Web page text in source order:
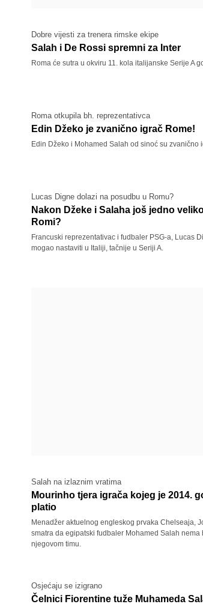
Dobre vijesti za trenera rimske ekipe
Salah i De Rossi spremni za Inter
Roma će sutra u okviru 11. kola italijanske Serije A
Roma otkupila bh. reprezentativca
Edin Džeko je zvanično igrač Rome!
Edin Džeko i Mohamed Salah od sinoć su zvanično
Lucas Digne dolazi na posudbu u Romu?
Nakon Džeke i Salaha još jedno
Romi?
Francuski reprezentativac i fudbaler PSG-a, Lucas
mogao nastaviti u Italiji, tačnije u Seriji A.
Salah na izlaznim vratima
Mourinho tjera igrača kojeg je 2014.
platio
Menadžer aktuelnog engleskog prvaka Chelseaja,
smatra da egipatski fudbaler Mohamed Salah nema
njegovom timu.
Osjećaju se izigrano
Čelnici Fiorentine tuže Muhameda